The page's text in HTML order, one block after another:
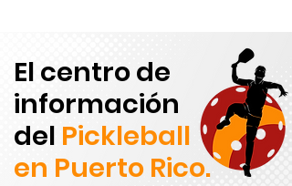
El centro de
información
del Pickleball
en Puerto Rico.